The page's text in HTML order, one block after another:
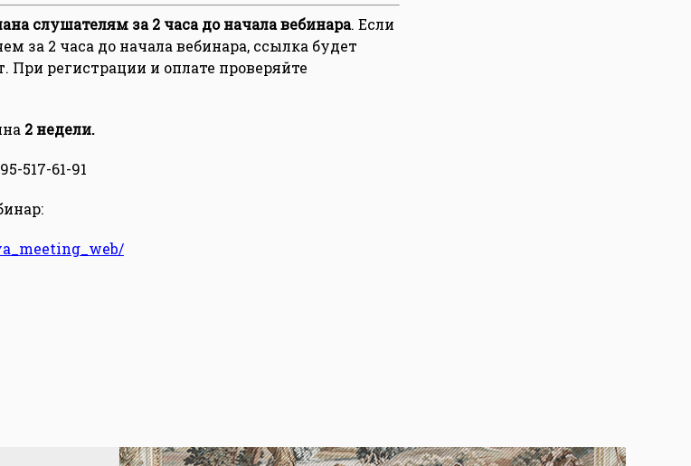
слушателям за 2 часа до начала вебинара. Если
за 2 часа до начала вебинара, ссылка будет
При регистрации и оплате проверяйте
2 недели.
517-61-91